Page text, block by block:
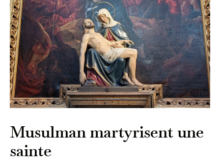
Musulman martyrisent une
sainte